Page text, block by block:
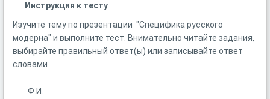
Инструкция к тесту
Изучите тему по презентации "Специфика русского
модерна" и выполните тест. Внимательно читайте задания,
выбирайте правильный ответ(ы) или записывайте ответ
словами
Ф.И.